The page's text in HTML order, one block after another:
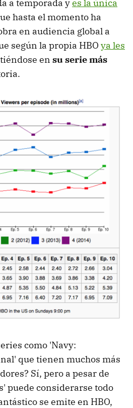
a temporada yes la única
hasta el momento ha
en audiencia global a
según la propia HBO ya les
en su serie más
como 'Navy:
que tienen muchos más
Sí, pero a pesar de
puede considerarse todo
se emite en HBO,